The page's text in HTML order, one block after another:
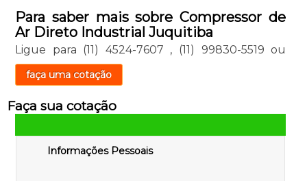
Para saber mais sobre Compressor de
Ar Direto Industrial Juquitiba
Ligue para (11) 4524-7607 , (11) 99830-5519 ou
faça uma cotação
Faça sua cotação
Informações Pessoais